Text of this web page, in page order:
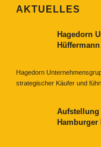
AKTUELLES
Hagedorn
Hagedorn
strategischer Käufer und
Aufstellung
Hamburger